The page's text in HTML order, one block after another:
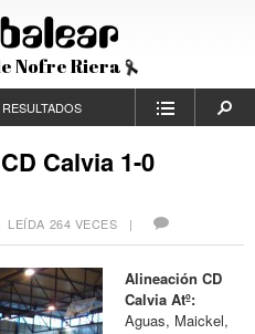
Nofre Riera
RESULTADOS
Calvia 1-0
264 VECES |
Alineación CD
Calvia Atº:
Aguas, Maickel,